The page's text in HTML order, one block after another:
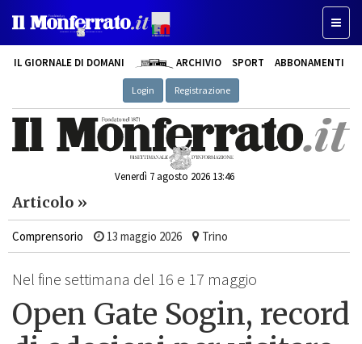
IL GIORNALE DI DOMANI ARCHIVIO SPORT ABBONAMENTI
Login Registrazione
Venerdì 7 agosto 2026 13:46
Articolo »
Comprensorio 13 maggio 2026 Trino
Nel fine settimana del 16 e 17 maggio
Open Gate Sogin, record